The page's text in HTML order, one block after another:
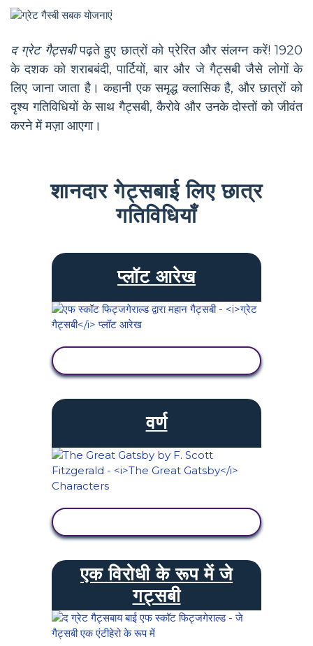
द ग्रेट गैट्सबीपढ़ते हुए छात्रों को प्रेरित और संलग्न करें! 1920
के दशक को शराबबंदी, पार्टियों, बार और जे गैट्सबी जैसे लोगों के
लिए जाना जाता है। कहानी एक समृद्ध क्लासिक है, और छात्रों को
दृश्य गतिविधियों के साथ गैट्सबी, कैरोवे और उनके दोस्तों को जीवंत
करने में मज़ा आएगा।
शानदार गेट्सबाई लिए छात्र
गतिविधियाँ
प्लॉट आरेख
वर्ण
एक विरोधी के रूप में जे
गट्सबी